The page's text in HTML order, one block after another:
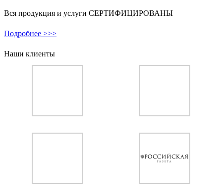
Вся продукция и услуги СЕРТИФИЦИРОВАНЫ
Подробнее >>>
Наши клиенты